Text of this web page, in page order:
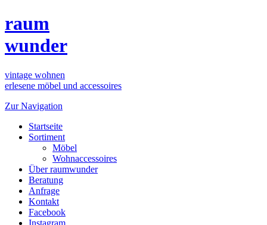
raum
wunder
vintage wohnen
erlesene möbel und accessoires
Zur Navigation
Startseite
Sortiment
Möbel
Wohnaccessoires
Über raumwunder
Beratung
Anfrage
Kontakt
Facebook
Instagram